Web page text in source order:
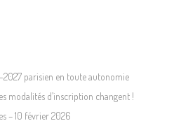
parisien en toute autonomie
modalités d’inscription changent !
– 10 février 2026